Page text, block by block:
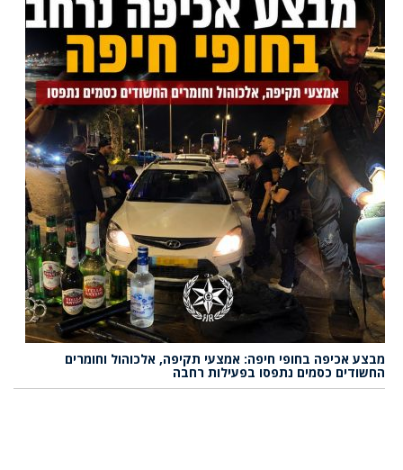
מבצע אכיפה בחופי חיפה: אמצעי תקיפה, אלכוהול וחומרים
החשודים כסמים נתפסו בפעילות רחבה